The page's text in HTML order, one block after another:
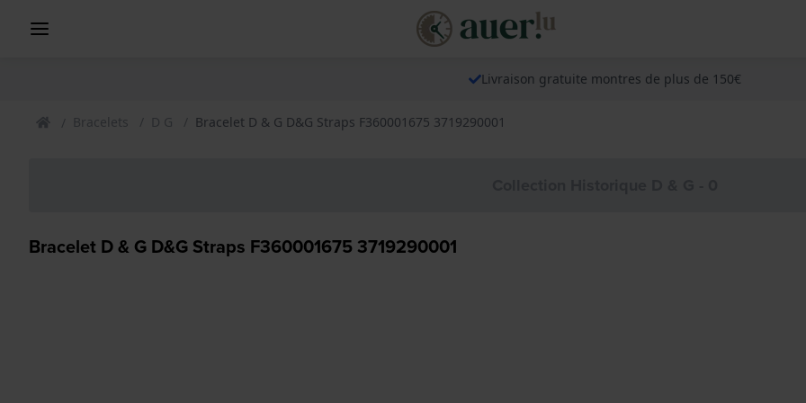
Livraison gratuite montres de plus de 150€
Bracelets D G Bracelet D & G D&G Straps F360001675 3719290001
Bracelet D & G D&G Straps F360001675 3719290001